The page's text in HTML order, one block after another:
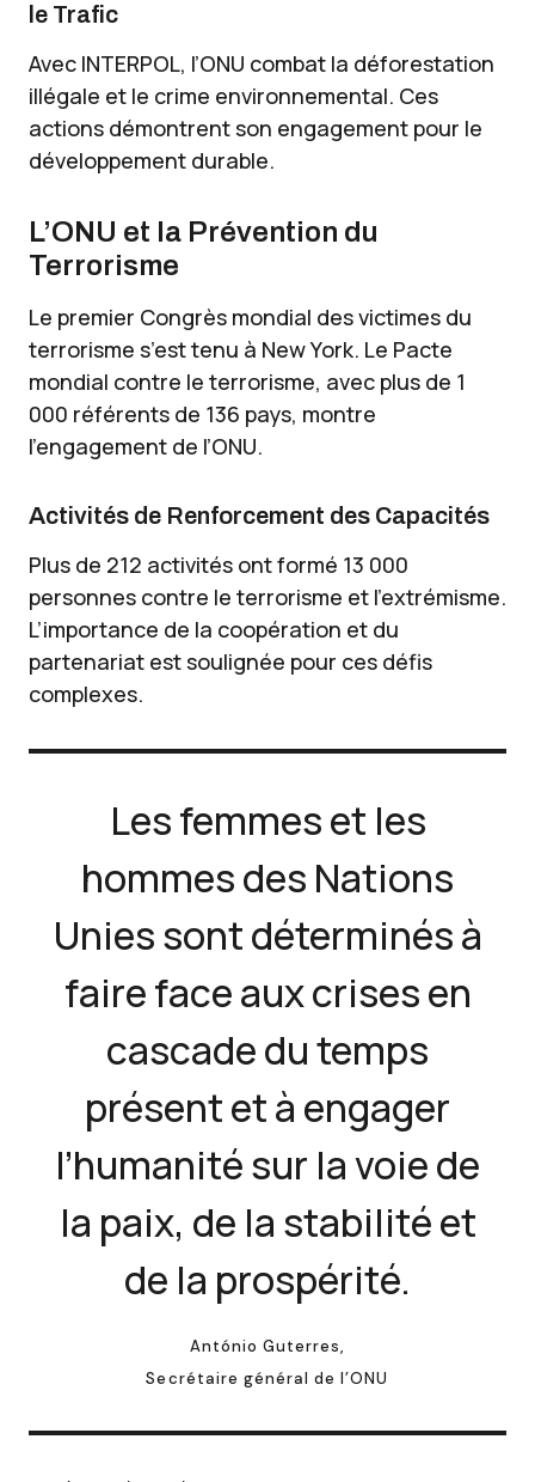
le Trafic
Avec INTERPOL, l’ONU combat la déforestation
illégale et le crime environnemental. Ces
actions démontrent son engagement pour le
développement durable.
L’ONU et la Prévention du
Terrorisme
Le premier Congrès mondial des victimes du
terrorisme s’est tenu à New York. Le Pacte
mondial contre le terrorisme, avec plus de 1
000 référents de 136 pays, montre
l’engagement de l’ONU.
Activités de Renforcement des Capacités
Plus de 212 activités ont formé 13 000
personnes contre le terrorisme et l’extrémisme.
L’importance de la coopération et du
partenariat est soulignée pour ces défis
complexes.
Les femmes et les
hommes des Nations
Unies sont déterminés à
faire face aux crises en
cascade du temps
présent et à engager
l’humanité sur la voie de
la paix, de la stabilité et
de la prospérité.
António Guterres,
Secrétaire général de l’ONU